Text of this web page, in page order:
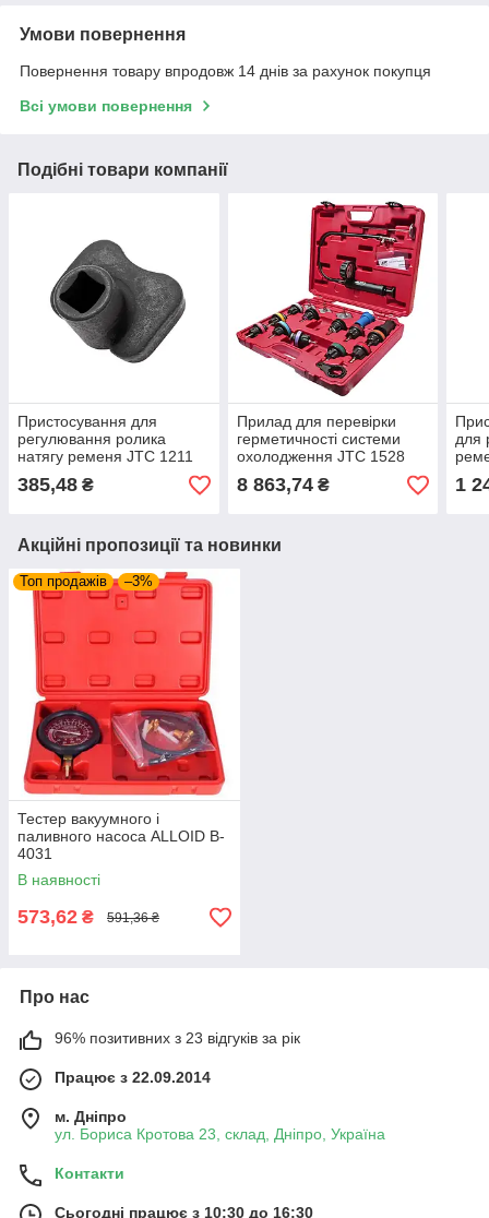
Умови повернення
Повернення товару впродовж 14 днів за рахунок покупця
Всі умови повернення
Подібні товари компанії
Пристосування для
регулювання ролика
натягу ременя JTC 1211
(MITSUBISHI)
385,48 ₴
Прилад для перевірки
герметичності системи
охолодження JTC 1528
8 863,74₴
для
1
Акційні пропозиції та новинки
Топ продажів –3%
Тестер вакуумного і
паливного насоса ALLOID B-
4031
В наявності
573,62 ₴ 591,36 ₴
Про нас
96% позитивних з 23 відгуків за рік
Працює з 22.09.2014
м. Дніпро
ул. Бориса Кротова 23, склад, Дніпро, Україна
Контакти
Сьогодні працює з 10:30 до 16:30